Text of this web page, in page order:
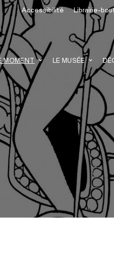
MOMENT LE MUSÉE
Accessibilité Librairie-